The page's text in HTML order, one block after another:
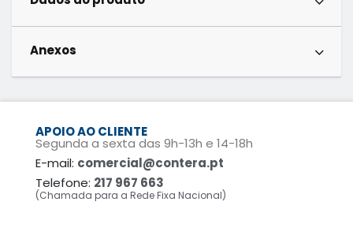
Anexos
APOIO AO CLIENTE
Segunda a sexta das 9h-13h e 14-18h
E-mail: comercial@contera.pt
Telefone: 217 967 663
(Chamada para a Rede Fixa Nacional)